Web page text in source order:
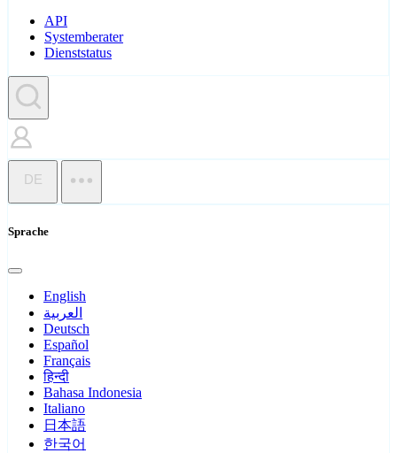
API
Systemberater
Dienststatus
DE
Sprache
English
العربية
Deutsch
Español
Français
हिन्दी
Bahasa Indonesia
Italiano
日本語
한국어